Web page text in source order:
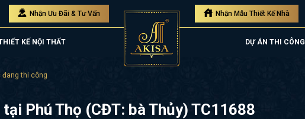
Nhận Ưu Đãi & Tư Vấn Nhận Mẫu Thiết Kế Nhà
KẾ NỘI THẤT DỰ ÁN THI CÔNG
đang thi công
Phú Thọ (CĐT: bà Thủy) TC11688